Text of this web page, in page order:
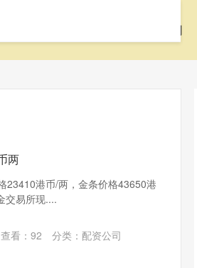
配资公司
两
23410港币/两，金条价格43650港
交易所现....
查看： 92 分类： 配资公司